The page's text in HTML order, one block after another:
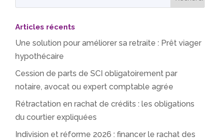
Articles récents
Une solution pour améliorer sa retraite : Prêt viager
hypothécaire
Cession de parts de SCI obligatoirement par
notaire, avocat ou expert comptable agrée
Rétractation en rachat de crédits : les obligations
du courtier expliquées
Indivision et réforme 2026 : financer le rachat des